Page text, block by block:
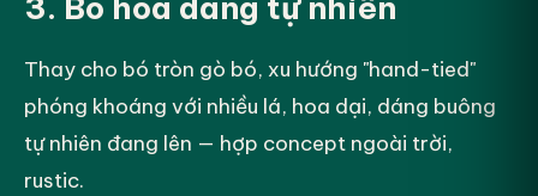
3. Bó hoa dáng tự nhiên
Thay cho bó tròn gò bó, xu hướng "hand-tied"
phóng khoáng với nhiều lá, hoa dại, dáng buông
tự nhiên đang lên — hợp concept ngoài trời,
rustic.